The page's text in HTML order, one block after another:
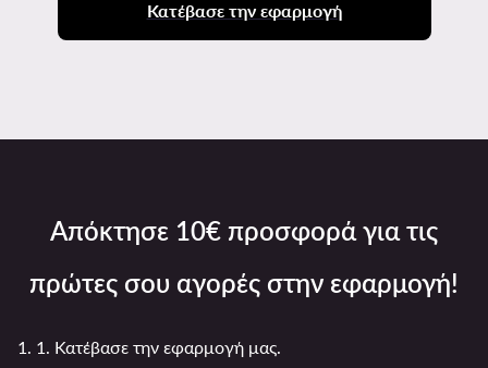
Κατέβασε την εφαρμογή
Απόκτησε 10€ προσφορά για τις
πρώτες σου αγορές στην εφαρμογή!
1. 1. Κατέβασε την εφαρμογή μας.